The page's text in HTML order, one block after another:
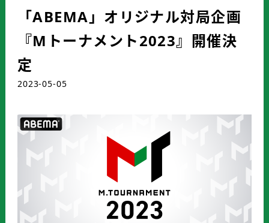
「ABEMA」オリジナル対局企画
『Mトーナメント2023』開催決
定
2023-05-05